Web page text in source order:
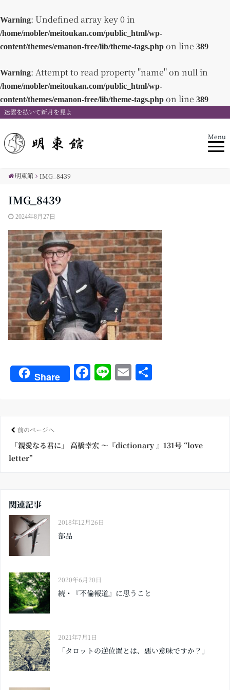
Warning: Undefined array key 0 in
/home/mobler/meitoukan.com/public_html/wp-
content/themes/emanon-free/lib/theme-tags.php on line 389
Warning: Attempt to read property "name" on null in
/home/mobler/meitoukan.com/public_html/wp-
content/themes/emanon-free/lib/theme-tags.php on line 389
迷雲を払いて新月を見よ
Menu
明東館 IMG_8439
IMG_8439
2024年8月27日
Share
Fa Li
E
前のページへ
「親愛なる君に」 高橋幸宏 〜『dictionary 』131号 “love
letter”
関連記事
2018年12月26日
部品
2020年6月20日
続・『不倫報道』に思うこと
2021年7月1日
「タロットの逆位置とは、悪い意味ですか？」